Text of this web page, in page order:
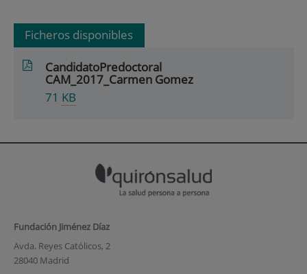
Ficheros disponibles
CandidatoPredoctoral
CAM_2017_Carmen Gomez
71 KB
Fundación Jiménez Díaz
Avda. Reyes Católicos, 2
28040 Madrid